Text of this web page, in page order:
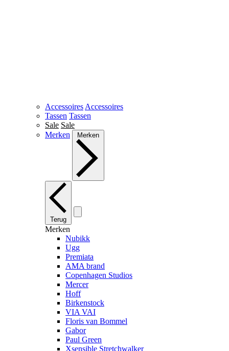
Accessoires Accessoires
Tassen Tassen
Sale Sale
Merken
Merken
Terug
Merken
Nubikk
Ugg
Premiata
AMA brand
Copenhagen Studios
Mercer
Hoff
Birkenstock
VIA VAI
Floris van Bommel
Gabor
Paul Green
Xsensible Stretchwalker